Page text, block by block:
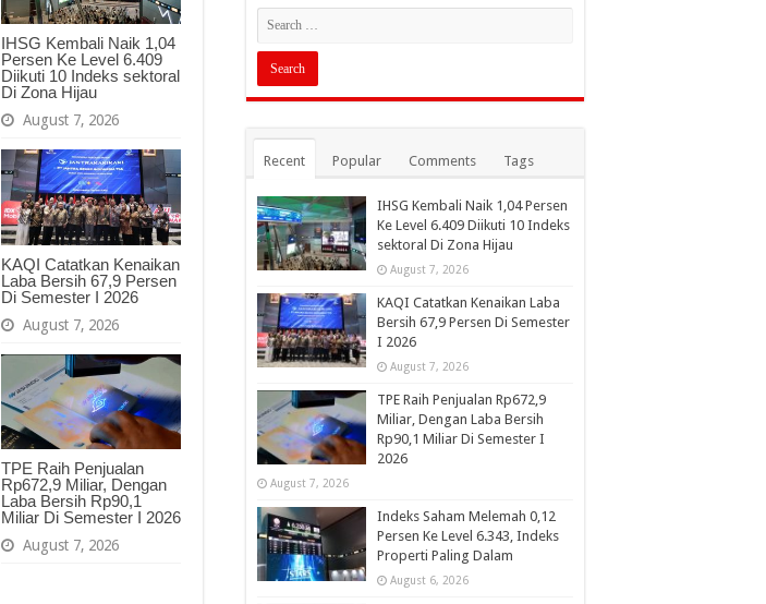
IHSG Kembali Naik 1,04
Persen Ke Level 6.409
Diikuti 10 Indeks sektoral
Di Zona Hijau
August 7, 2026
KAQI Catatkan Kenaikan
Laba Bersih 67,9 Persen
Di Semester I 2026
August 7, 2026
TPE Raih Penjualan
Rp672,9 Miliar, Dengan
Laba Bersih Rp90,1
Miliar Di Semester I 2026
August 7, 2026
Recent Popular Comments Tags
IHSG Kembali Naik 1,04 Persen
Ke Level 6.409 Diikuti 10 Indeks
sektoral Di Zona Hijau
August 7, 2026
KAQI Catatkan Kenaikan Laba
Bersih 67,9 Persen Di Semester
I 2026
August 7, 2026
TPE Raih Penjualan Rp672,9
Miliar, Dengan Laba Bersih
Rp90,1 Miliar Di Semester I
2026
August 7, 2026
Indeks Saham Melemah 0,12
Persen Ke Level 6.343, Indeks
Properti Paling Dalam
August 6, 2026